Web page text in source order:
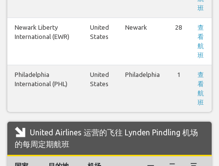
班
Newark Liberty
International (EWR)
United
States
Newark 28
查
看
航
班
Philadelphia
International (PHL)
United
States
Philadelphia 1
查
看
航
班
United Airlines 运营的飞往 Lynden Pindling 机场
的每周定期航班